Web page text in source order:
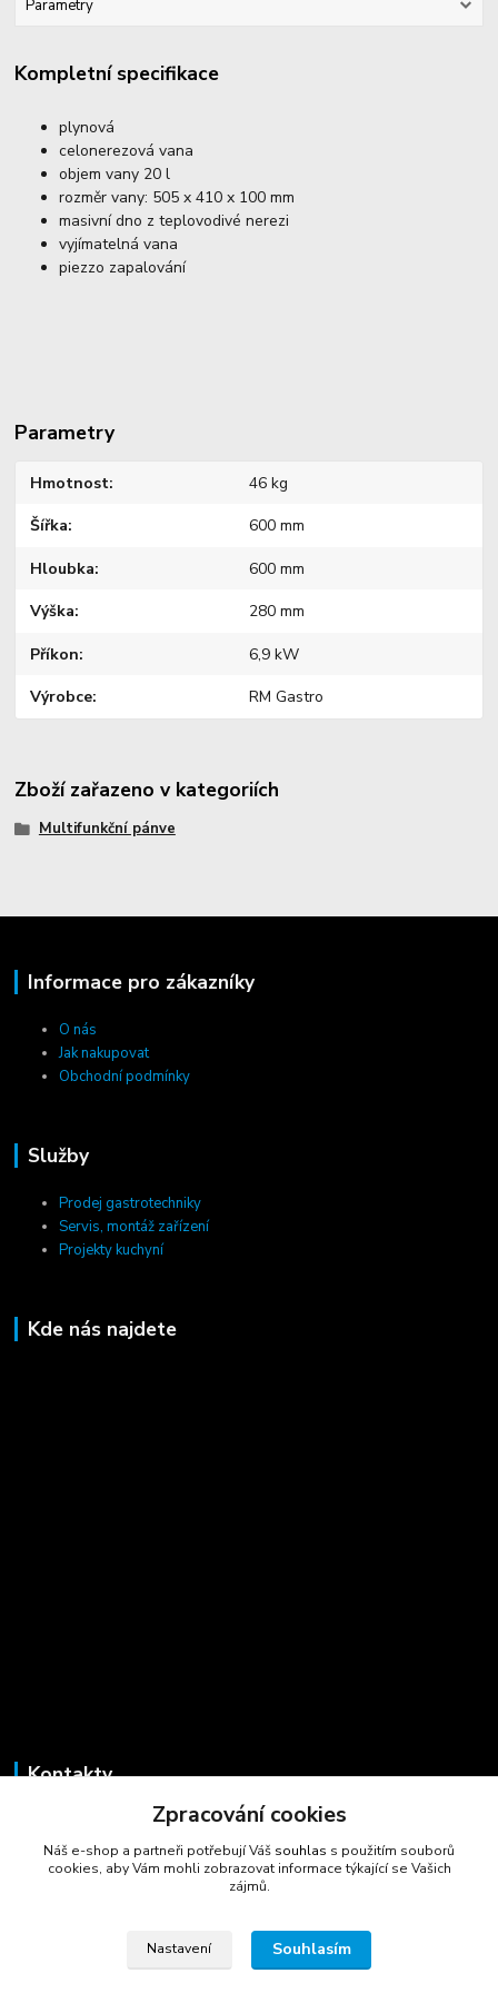
Parametry
Kompletní specifikace
plynová
celonerezová vana
objem vany 20 l
rozměr vany: 505 x 410 x 100 mm
masivní dno z teplovodivé nerezi
vyjímatelná vana
piezzo zapalování
Parametry
Hmotnost 46 kg
Šířka 600 mm
Hloubka 600 mm
Výška 280 mm
Příkon 6,9 kW
Výrobce RM Gastro
Zboží zařazeno v kategoriích
Multifunkční pánve
Informace pro zákazníky
O nás
Jak nakupovat
Obchodní podmínky
Služby
Prodej gastrotechniky
Servis, montáž zařízení
Projekty kuchyní
Kde nás najdete
Kontakty
+420 723 725 881
(Po-Pá, 8-16 hod.)
Zpracování cookies
Náš e-shop a partneři potřebují Váš souhlas s použitím souborů
cookies, aby Vám mohli zobrazovat informace týkající se Vašich
zájmů.
Nastavení Souhlasím